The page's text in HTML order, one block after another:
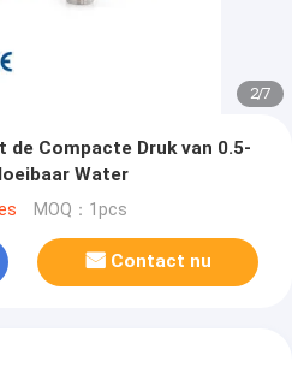
2/7
de Compacte Druk van 0.5-
Water
MOQ：1pcs
Contact nu